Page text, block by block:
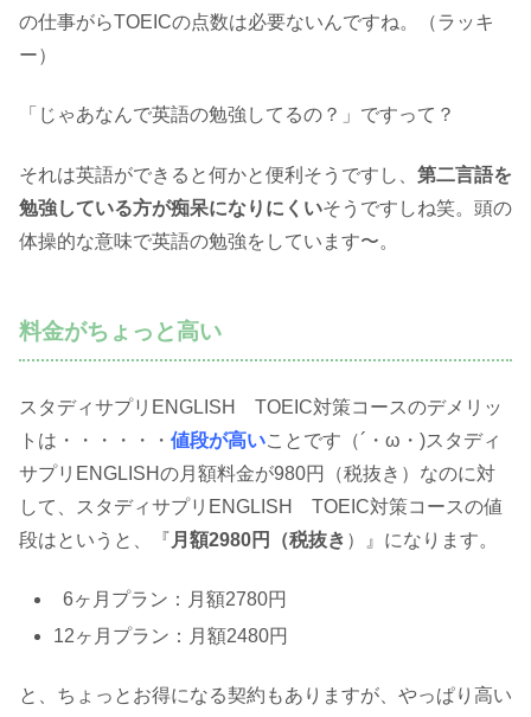
の仕事がらTOEICの点数は必要ないんですね。（ラッキ
ー）
「じゃあなんで英語の勉強してるの？」ですって？
それは英語ができると何かと便利そうですし、 第二言語を
勉強している方が痴呆になりにくいそうですしね笑。頭の
体操的な意味で英語の勉強をしています〜。
料金がちょっと高い
スタディサプリENGLISH TOEIC対策コースのデメリッ
トは・・・・・・ 値段が高いことです（´・ω・)スタディ
サプリENGLISHの月額料金が980円（税抜き）なのに対
して、スタディサプリENGLISH TOEIC対策コースの値
段はというと、『 月額2980円（税抜き ）』になります。
6ヶ月プラン：月額2780円
12ヶ月プラン：月額2480円
と、ちょっとお得になる契約もありますが、やっぱり高い